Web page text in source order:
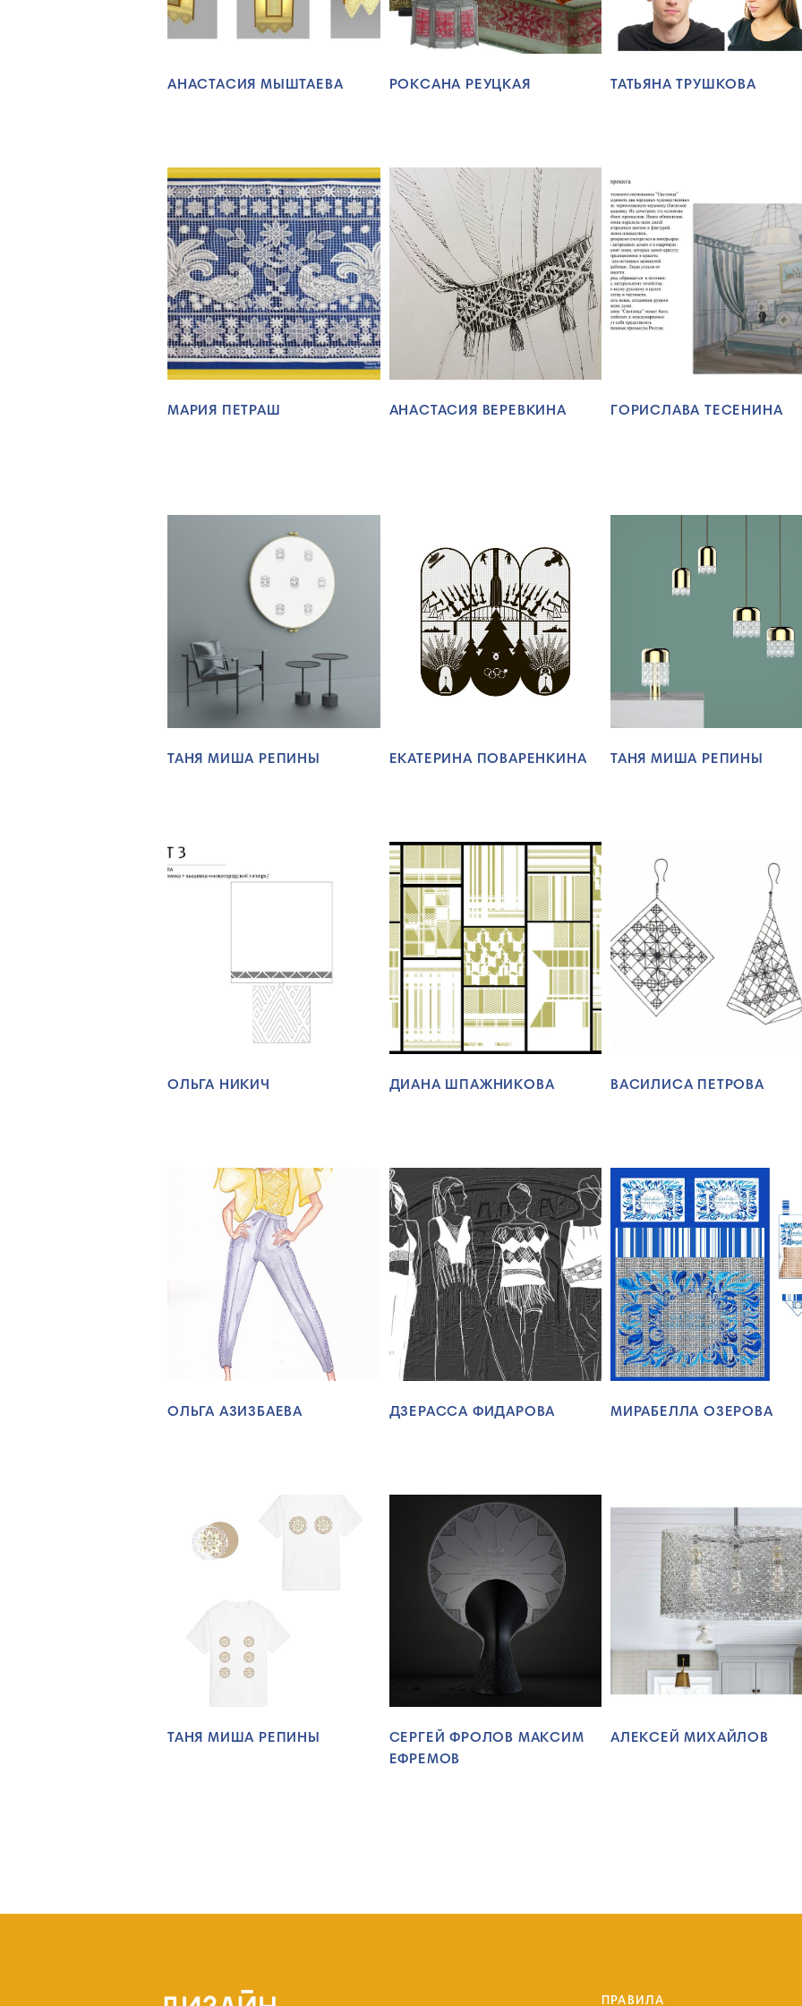
АНАСТАСИЯ МЫШТАЕВА РОКСАНА РЕУЦКАЯ ТАТЬЯНА ТРУШКОВА
МАРИЯ ПЕТРАШ АНАСТАСИЯ ВЕРЕВКИНА ГОРИСЛАВА ТЕСЕНИНА
ТАНЯ МИША РЕПИНЫ ЕКАТЕРИНА ПОВАРЕНКИНА ТАНЯ МИША РЕПИНЫ
ОЛЬГА НИКИЧ ДИАНА ШПАЖНИКОВА ВАСИЛИСА ПЕТРОВА
ОЛЬГА АЗИЗБАЕВА ДЗЕРАССА ФИДАРОВА МИРАБЕЛЛА ОЗЕРОВА
ТАНЯ МИША РЕПИНЫ
СЕРГЕЙ ФРОЛОВ МАКСИМ
ЕФРЕМОВ
АЛЕКСЕЙ МИХАЙЛОВ
ПРАВИЛА